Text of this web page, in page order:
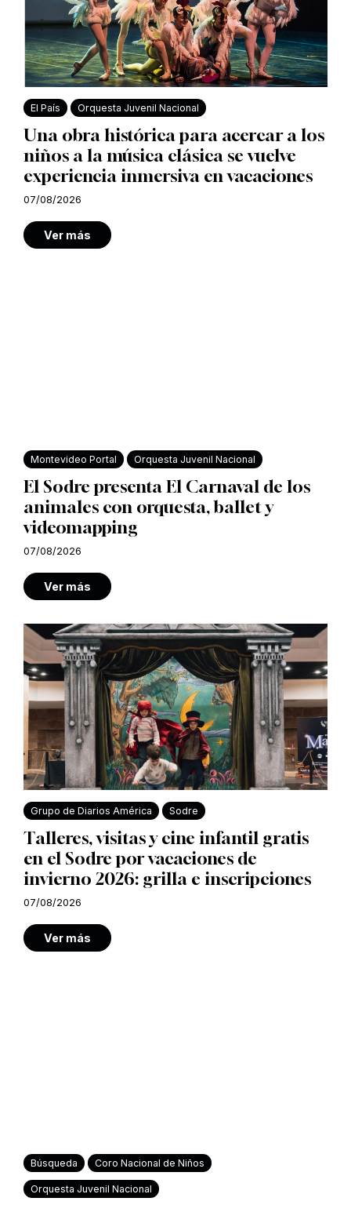
El País Orquesta Juvenil Nacional
Una obra histórica para acercar a los
niños a la música clásica se vuelve
experiencia inmersiva en vacaciones
07/08/2026
Ver más
Montevideo Portal Orquesta Juvenil Nacional
El Sodre presenta El Carnaval de los
animales con orquesta, ballet y
videomapping
07/08/2026
Ver más
Grupo de Diarios América Sodre
Talleres, visitas y cine infantil gratis
en el Sodre por vacaciones de
invierno 2026: grilla e inscripciones
07/08/2026
Ver más
Búsqueda Coro Nacional de Niños
Orquesta Juvenil Nacional